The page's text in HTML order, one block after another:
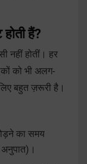
हैं?
नहीं होतीं। हर
को भी अलग-
बहुत ज़रूरी है।
का समय